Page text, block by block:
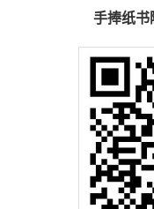
手捧纸